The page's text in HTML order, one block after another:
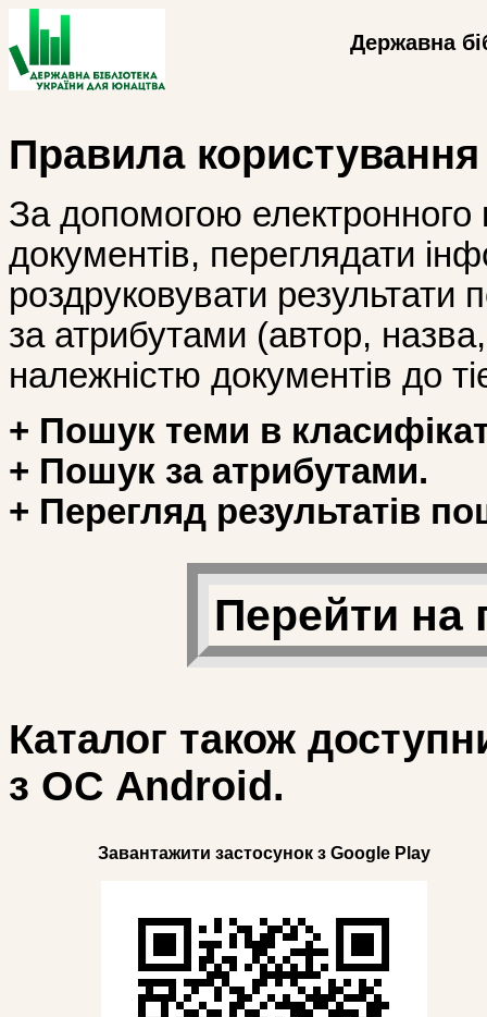
Державна
Правила
За допомогою
документів, переглядати
роздруковувати
за атрибутами (автор, назва,
належністю документів до
+ Пошук теми в
+ Пошук за атрибутами.
+ Перегляд результатів
Перейти на
Каталог також
з ОС Android.
Завантажити застосунок з Google Play